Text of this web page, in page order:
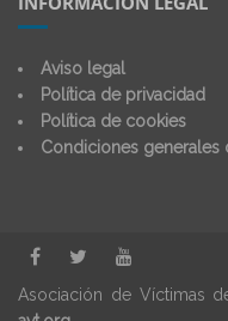
Aviso legal
Política de privacidad
Política de cookies
Condiciones generales
Asociación de Víctimas